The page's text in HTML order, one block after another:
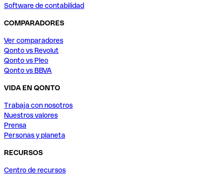
Software de contabilidad
COMPARADORES
Ver comparadores
Qonto vs Revolut
Qonto vs Pleo
Qonto vs BBVA
VIDA EN QONTO
Trabaja con nosotros
Nuestros valores
Prensa
Personas y planeta
RECURSOS
Centro de recursos